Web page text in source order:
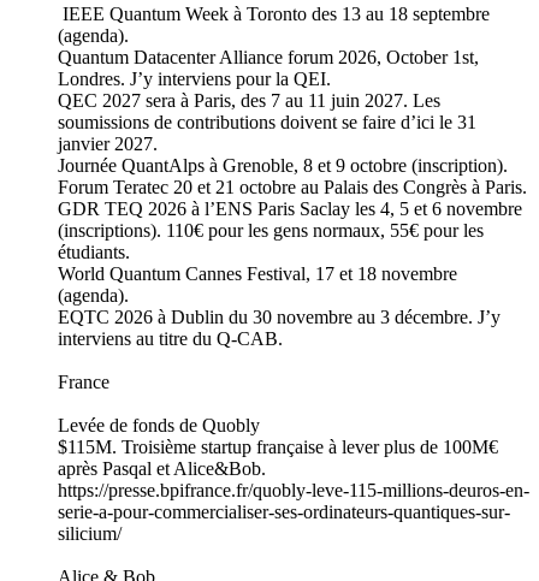
IEEE Quantum Week à Toronto des 13 au 18 septembre
(agenda).
Quantum Datacenter Alliance forum 2026, October 1st,
Londres. J’y interviens pour la QEI.
QEC 2027 sera à Paris, des 7 au 11 juin 2027. Les
soumissions de contributions doivent se faire d’ici le 31
janvier 2027.
Journée QuantAlps à Grenoble, 8 et 9 octobre (inscription).
Forum Teratec 20 et 21 octobre au Palais des Congrès à Paris.
GDR TEQ 2026 à l’ENS Paris Saclay les 4, 5 et 6 novembre
(inscriptions). 110€ pour les gens normaux, 55€ pour les
étudiants.
World Quantum Cannes Festival, 17 et 18 novembre
(agenda).
EQTC 2026 à Dublin du 30 novembre au 3 décembre. J’y
interviens au titre du Q-CAB.
France
Levée de fonds de Quobly
$115M. Troisième startup française à lever plus de 100M€
après Pasqal et Alice&Bob.
https://presse.bpifrance.fr/quobly-leve-115-millions-deuros-en-
serie-a-pour-commercialiser-ses-ordinateurs-quantiques-sur-
silicium/